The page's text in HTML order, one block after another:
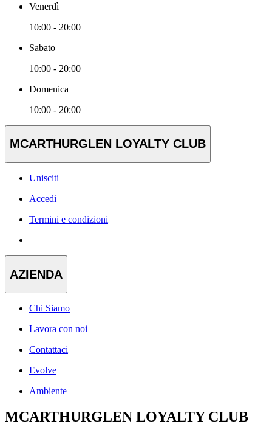
Venerdì
10:00 - 20:00
Sabato
10:00 - 20:00
Domenica
10:00 - 20:00
MCARTHURGLEN LOYALTY CLUB
Unisciti
Accedi
Termini e condizioni
AZIENDA
Chi Siamo
Lavora con noi
Contattaci
Evolve
Ambiente
MCARTHURGLEN LOYALTY CLUB